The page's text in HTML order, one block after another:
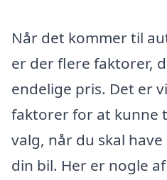
Når det kommer til
er der flere faktorer,
endelige pris. Det er
faktorer for at
valg, når du skal
din bil. Her er nogle